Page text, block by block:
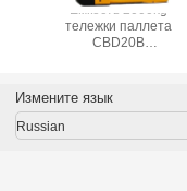
Емкость 2000kg
тележки паллета
CBD20B
Измените язык
Russian